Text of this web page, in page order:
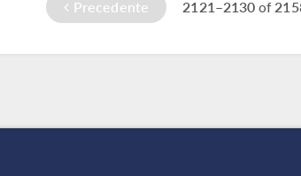
Precedente 2121–2130 of